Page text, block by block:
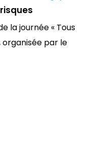
la journée « Tous
organisée par le